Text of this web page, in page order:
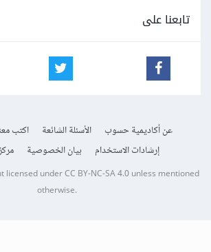
تابعنا على
عن أكاديمية حسوب الأسئلة الشائعة اكتب
إرشادات الاستخدام
بيان الخصوصية
licensed underCC BY-NC-SA 4.0unless mentioned
otherwise.